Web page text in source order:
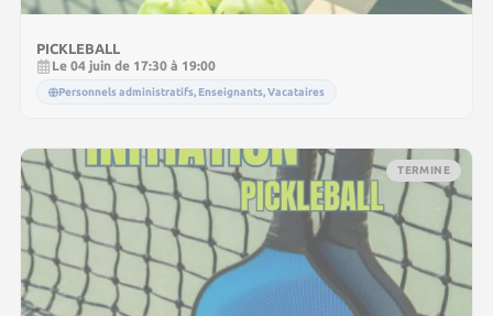
PICKLEBALL
Le 04 juin de 17:30 à 19:00
Personnels administratifs, Enseignants, Vacataires
TERMINE